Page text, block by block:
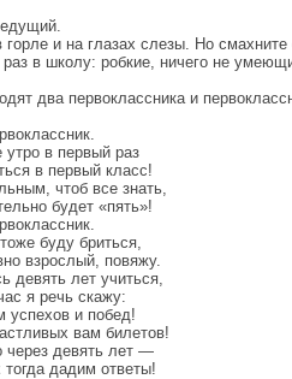
и на глазах слезы. Но
в школу: робкие, ничего не
два первоклассника и
утро в первый раз
в первый класс!
чтоб все знать,
будет «пять»!
буду бриться,
взрослый, повяжу.
девять лет учиться,
я речь скажу:
и побед!
вам билетов!
через девять лет —
дадим ответы!